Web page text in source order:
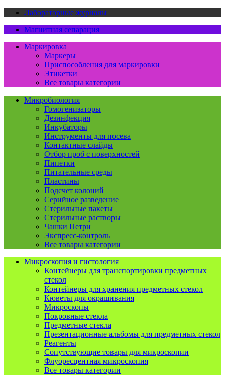
Лабораторные журналы
Магнитная сепарация
Маркировка
Маркеры
Приспособления для маркировки
Этикетки
Все товары категории
Микробиология
Гомогенизаторы
Дезинфекция
Инкубаторы
Инструменты для посева
Контактные слайды
Отбор проб с поверхностей
Пипетки
Питательные среды
Пластины
Подсчет колоний
Серийное разведение
Стерильные пакеты
Стерильные растворы
Чашки Петри
Экспресс-контроль
Все товары категории
Микроскопия и гистология
Контейнеры для транспортировки предметных
стекол
Контейнеры для хранения предметных стекол
Кюветы для окрашивания
Микроскопы
Покровные стекла
Предметные стекла
Презентационные альбомы для предметных стекол
Реагенты
Сопутствующие товары для микроскопии
Флуоресцентная микроскопия
Все товары категории